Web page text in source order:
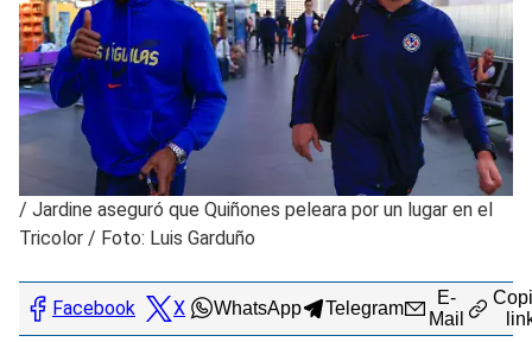
/ Jardine aseguró que Quiñones peleara por un lugar en el
Tricolor / Foto: Luis Garduño
Facebook X WhatsApp Telegram
E-
Mail